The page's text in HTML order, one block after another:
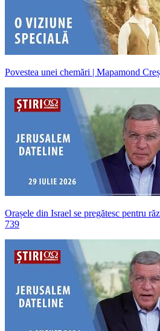
Povestea unei chemări | Mapamond
Orașele din Israel se pregătesc pentru
739